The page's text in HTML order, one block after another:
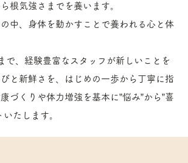
根気強さまでを養います。
中、身体を動かすことで養われる心と体
で、経験豊富なスタッフが新しいことを
と新鮮さを、はじめの一歩から丁寧に指
づくりや体力増強を基本に”悩み”から”喜
いたします。